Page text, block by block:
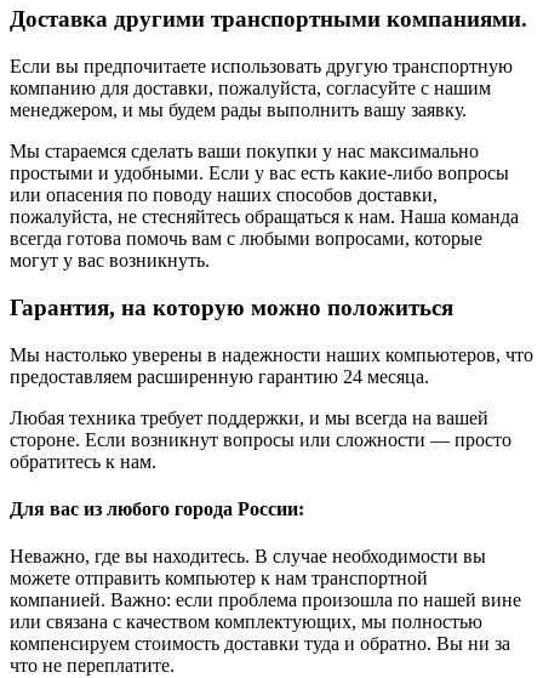
Доставка другими транспортными компаниями.
Если вы предпочитаете использовать другую транспортную
компанию для доставки, пожалуйста, согласуйте с нашим
менеджером, и мы будем рады выполнить вашу заявку.
Мы стараемся сделать ваши покупки у нас максимально
простыми и удобными. Если у вас есть какие-либо вопросы
или опасения по поводу наших способов доставки,
пожалуйста, не стесняйтесь обращаться к нам. Наша команда
всегда готова помочь вам с любыми вопросами, которые
могут у вас возникнуть.
Гарантия, на которую можно положиться
Мы настолько уверены в надежности наших компьютеров, что
предоставляем расширенную гарантию 24 месяца.
Любая техника требует поддержки, и мы всегда на вашей
стороне. Если возникнут вопросы или сложности — просто
обратитесь к нам.
Для вас из любого города России:
Неважно, где вы находитесь. В случае необходимости вы
можете отправить компьютер к нам транспортной
компанией. Важно: если проблема произошла по нашей вине
или связана с качеством комплектующих, мы полностью
компенсируем стоимость доставки туда и обратно. Вы ни за
что не переплатите.